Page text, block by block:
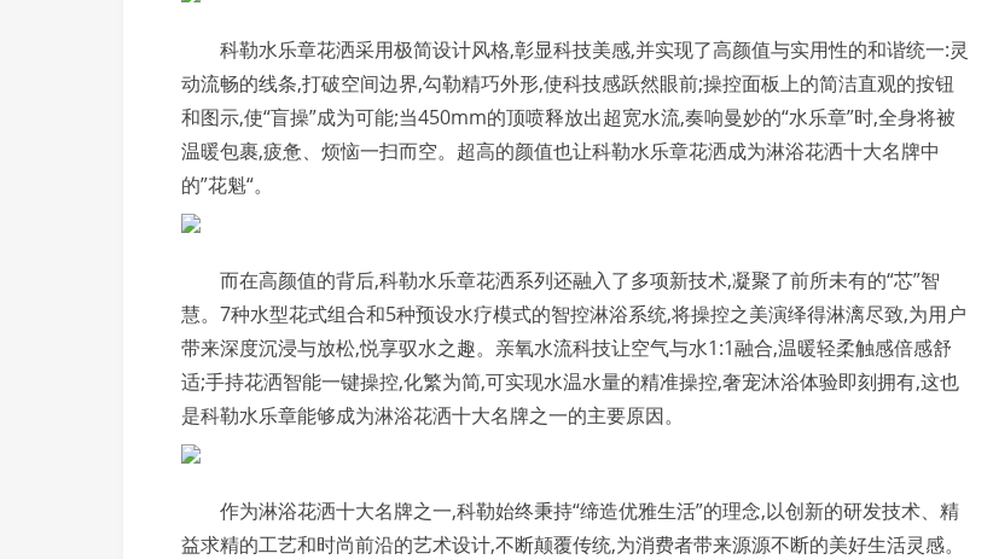
科勒水乐章花洒采用极简设计风格,彰显科技美感,并实现了高颜值与实用性的和谐统一:灵
动流畅的线条,打破空间边界,勾勒精巧外形,使科技感跃然眼前;操控面板上的简洁直观的按钮
和图示,使“盲操”成为可能;当450mm的顶喷释放出超宽水流,奏响曼妙的“水乐章”时,全身将被
温暖包裹,疲惫、烦恼一扫而空。超高的颜值也让科勒水乐章花洒成为淋浴花洒十大名牌中
的”花魁“。
而在高颜值的背后,科勒水乐章花洒系列还融入了多项新技术,凝聚了前所未有的“芯”智
慧。7种水型花式组合和5种预设水疗模式的智控淋浴系统,将操控之美演绎得淋漓尽致,为用户
带来深度沉浸与放松,悦享驭水之趣。亲氧水流科技让空气与水1:1融合,温暖轻柔触感倍感舒
适;手持花洒智能一键操控,化繁为简,可实现水温水量的精准操控,奢宠沐浴体验即刻拥有,这也
是科勒水乐章能够成为淋浴花洒十大名牌之一的主要原因。
作为淋浴花洒十大名牌之一,科勒始终秉持“缔造优雅生活”的理念,以创新的研发技术、精
益求精的工艺和时尚前沿的艺术设计,不断颠覆传统,为消费者带来源源不断的美好生活灵感。